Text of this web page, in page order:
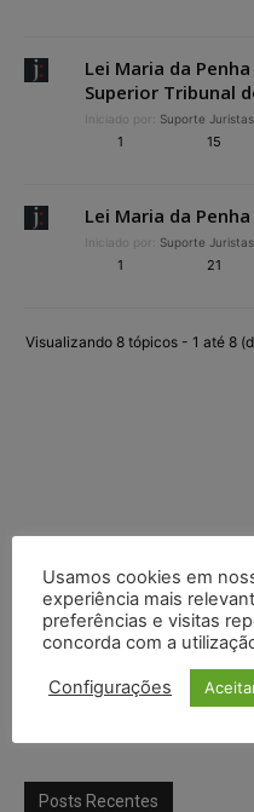
Lei Maria da
Superior Tribunal
Iniciado por: Suporte Juristas
1 15
Lei Maria da
Iniciado por: Suporte Juristas
1 21
Visualizando 8 tópicos - 1 até 8
Posts Recentes
Usamos cookies em
experiência mais
preferências e visitas
concorda com a
Configurações